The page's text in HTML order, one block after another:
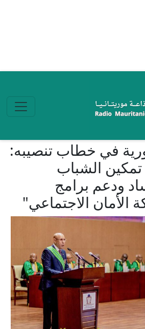
في خطاب تنصيبه:
الشباب
ودعم برامج
الأمان الاجتماعي"